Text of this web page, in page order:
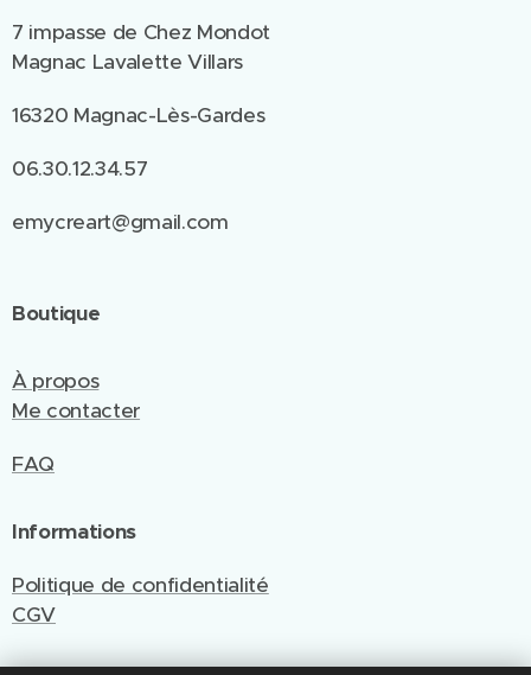
7 impasse de Chez Mondot
Magnac Lavalette Villars
16320 Magnac-Lès-Gardes
06.30.12.34.57
emycreart@gmail.com
Boutique
À propos
Me contacter
FAQ
Informations
Politique de confidentialité
CGV